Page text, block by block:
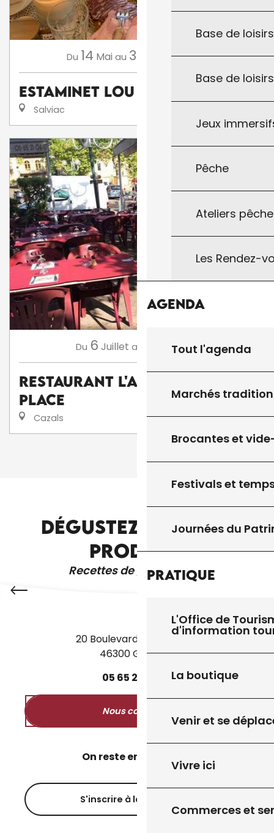
Base de
Base de
Jeux
Pêche
Ateliers
Les Rendez-
Agenda
Tout l'agenda
Marchés
Brocantes et
Festivals et
Journées du
Pratique
L'Office de
d'information
La boutique
Venir et se
Vivre ici
Commerces et
Du 14 Mai au 31 Décembre,...
Estaminet Lou Mamé
Salviac
Du 6 Juillet au Août,...
Restaurant L'Auberge de la
Place
Cazals
DÉGUSTEZ D'AUTRES
PRODUITS
Recettes de grand-mère
ASSOCIATIONS
20 Boulevard des Martyrs
46300 Gourdon
05 65 27 50
Nous contacter
On reste en contact ?
S'inscrire à la newsletter